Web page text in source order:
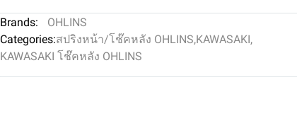
Brands:
OHLINS
Categories:สปริงหน้า/โช๊คหลัง OHLINS,KAWASAKI,
KAWASAKI โช๊คหลัง OHLINS